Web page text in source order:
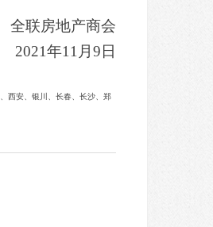
全联房地产商会
2021年11月9日
西安、银川、长春、长沙、郑